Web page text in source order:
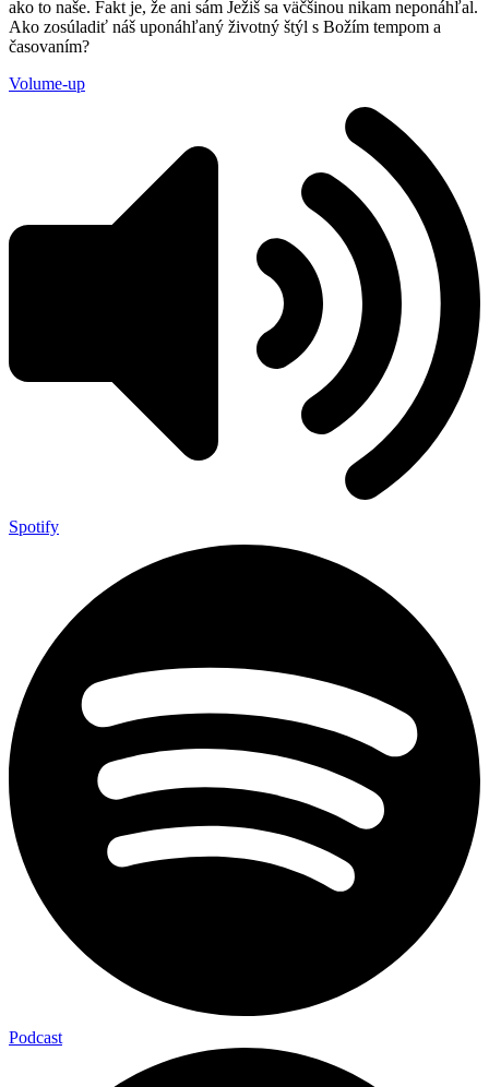
ako to naše. Fakt je, že ani sám Ježiš sa väčšinou nikam neponáhľal.
Ako zosúladiť náš uponáhľaný životný štýl s Božím tempom a
časovaním?
Volume-up
Spotify
Podcast